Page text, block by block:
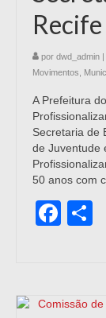
Recife
por dwd_admin
Movimentos
A Prefeitura
Secretaria de
de Juventude
50 anos com